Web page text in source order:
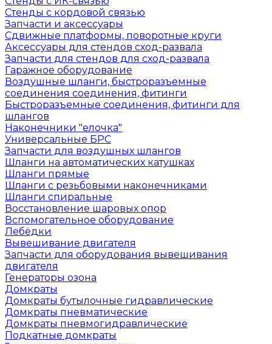
Стенды с кордовой связью
Запчасти и аксессуары
Сдвижные платформы, поворотные круги
Аксессуары для стендов сход-развала
Запчасти для стендов для сход-развала
Гаражное оборудование
Воздушные шланги, быстроразъемные
соединения соединения, фитинги
Быстроразъемные соединения, фитинги для
шлангов
Наконечники "елочка"
Универсальные БРС
Запчасти для воздушных шлангов
Шланги на автоматических катушках
Шланги прямые
Шланги с резьбовыми наконечниками
Шланги спиральные
Восстановление шаровых опор
Вспомогательное оборудование
Лебёдки
Вывешивание двигателя
Запчасти для оборудования вывешивания
двигателя
Генераторы озона
Домкраты
Домкраты бутылочные гидравлические
Домкраты пневматические
Домкраты пневмогидравлические
Подкатные домкраты